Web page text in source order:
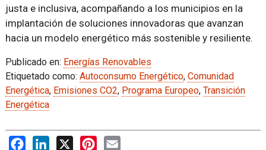
justa e inclusiva, acompañando a los municipios en la
implantación de soluciones innovadoras que avanzan
hacia un modelo energético más sostenible y resiliente.
Publicado en: Energías Renovables
Etiquetado como: Autoconsumo Energético, Comunidad
Energética, Emisiones CO2, Programa Europeo, Transición
Energética
FacebookLinkedIn
X PinterestEmail